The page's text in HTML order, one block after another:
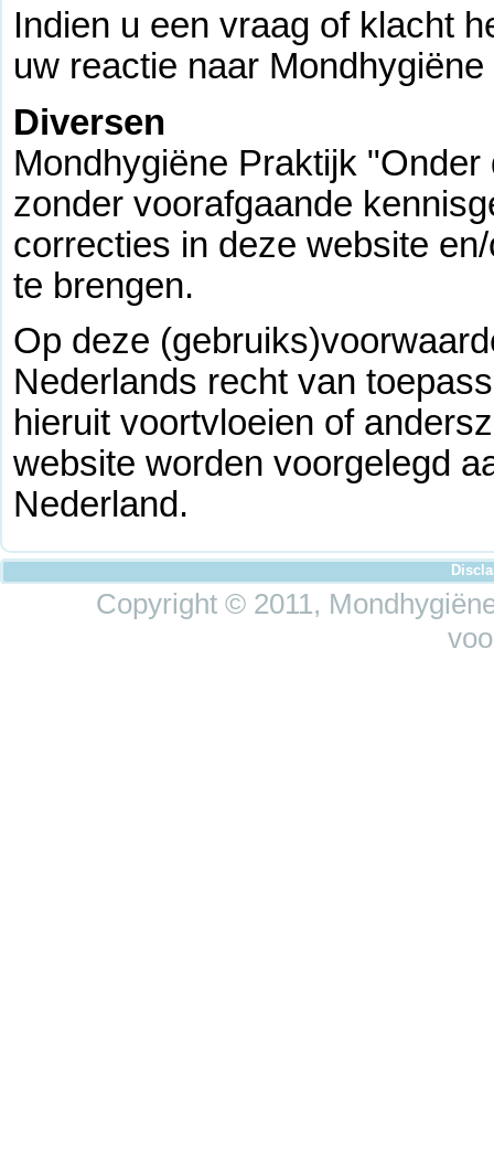
Indien u een vraag of klacht
uw reactie naar
Diversen
Mondhygiëne Praktijk
zonder voorafgaande
correcties in deze website
te brengen.
Op deze
Nederlands recht van
hieruit voortvloeien of
website worden voorgelegd
Nederland.
Copyright © 2011,